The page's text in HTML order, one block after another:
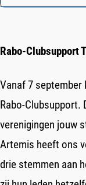
Rabo-Clubsupport
Vanaf 7 september
Rabo-Clubsupport.
verenigingen jouw
Artemis heeft ons
drie stemmen aan